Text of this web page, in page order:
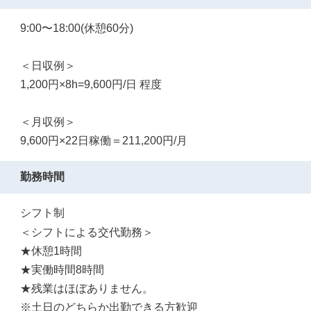
9:00〜18:00(休憩60分)
＜日収例＞
1,200円×8h=9,600円/日 程度
＜月収例＞
9,600円×22日稼働＝211,200円/月
勤務時間
シフト制
＜シフトによる交代勤務＞
★休憩1時間
★実働時間8時間
★残業はほぼありません。
※土日のどちらか出勤できる方歓迎